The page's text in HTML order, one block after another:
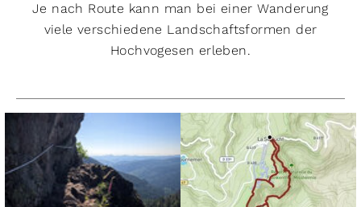
Filter zurücksetzen
29 Routen anzeigen
Je nach Route kann man bei einer Wanderung
viele verschiedene Landschaftsformen der
Hochvogesen erleben.
Wandern auf dem Felsenweg
Sentier des Roches: Natur pur
erleben